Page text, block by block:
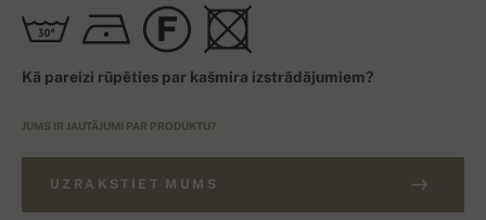
Kā pareizi rūpēties par kašmira izstrādājumiem?
JUMS IR JAUTĀJUMI PAR PRODUKTU?
UZRAKSTIET MUMS